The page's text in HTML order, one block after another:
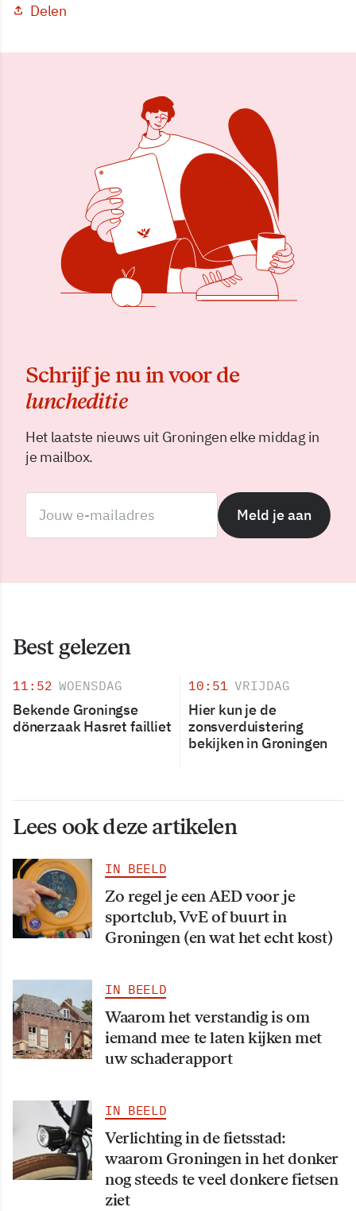
Delen
Schrijf je nu in voor de
luncheditie
Het laatste nieuws uit Groningen elke middag in
je mailbox.
Meld je aan
Best gelezen
11:52 WOENSDAG
Bekende Groningse
dönerzaak Hasret failliet
10:51 VRIJDAG
Hier kun je de
zonsverduistering
bekijken in Groningen
Lees ook deze artikelen
IN BEELD
Zo regel je een AED voor je
sportclub, VvE of buurt in
Groningen (en wat het echt kost)
IN BEELD
Waarom het verstandig is om
iemand mee te laten kijken met
uw schaderapport
IN BEELD
Verlichting in de fietsstad:
waarom Groningen in het donker
nog steeds te veel donkere fietsen
ziet